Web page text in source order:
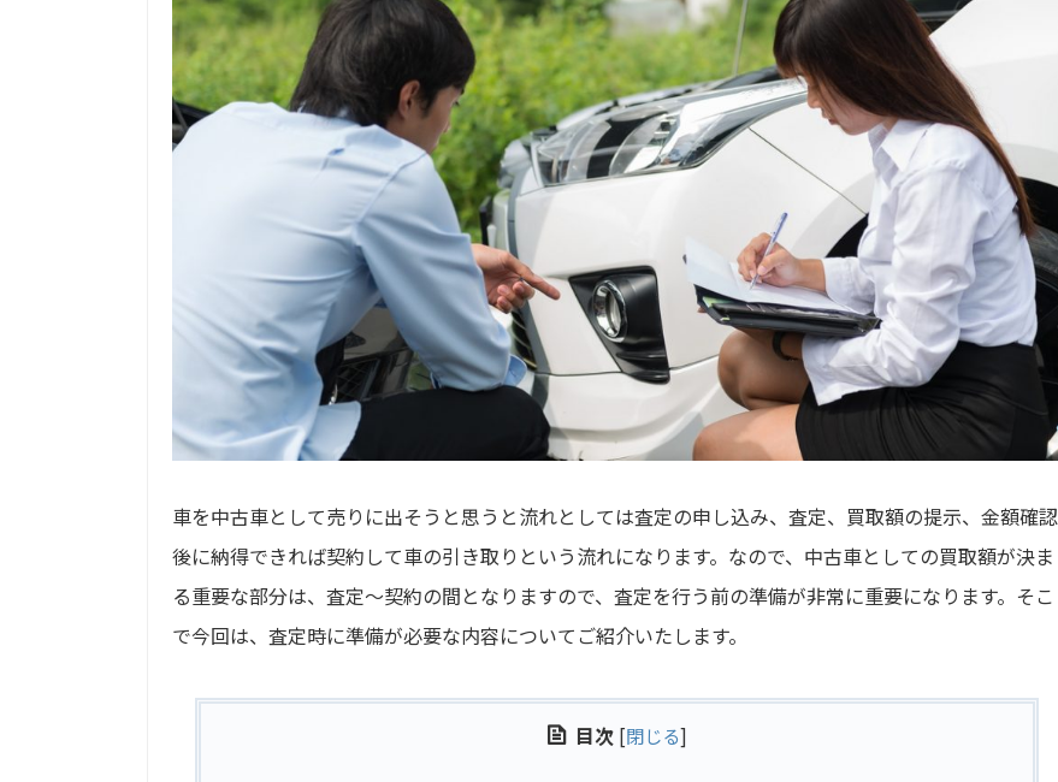
車を中古車として売りに出そうと思うと流れとしては査定の申し込み、査定、買取額の提示、金額確認
後に納得できれば契約して車の引き取りという流れになります。なので、中古車としての買取額が決ま
る重要な部分は、査定〜契約の間となりますので、査定を行う前の準備が非常に重要になります。そこ
で今回は、査定時に準備が必要な内容についてご紹介いたします。
目次 [閉じる]